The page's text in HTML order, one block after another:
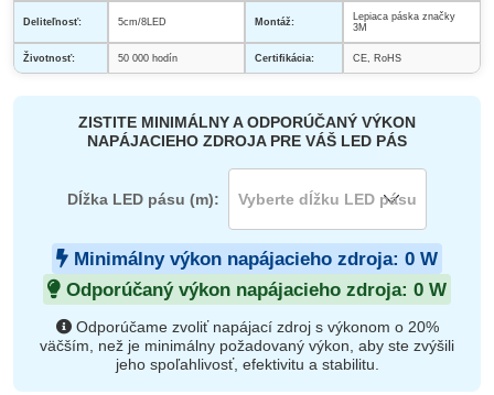
Deliteľnosť: 5cm/8LED Montáž:
Lepiaca páska značky
3M
Životnosť: 50 000 hodín Certifikácia: CE, RoHS
ZISTITE MINIMÁLNY A ODPORÚČANÝ VÝKON
NAPÁJACIEHO ZDROJA PRE VÁŠ LED PÁS
Dĺžka LED pásu (m):
Minimálny výkon napájacieho zdroja: 0 W
Odporúčaný výkon napájacieho zdroja: 0 W
Odporúčame zvoliť napájací zdroj s výkonom o 20%
väčším, než je minimálny požadovaný výkon, aby ste zvýšili
jeho spoľahlivosť, efektivitu a stabilitu.